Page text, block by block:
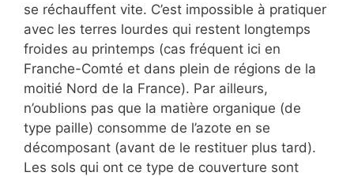
se réchauffent vite. C’est impossible à pratiquer
avec les terres lourdes qui restent longtemps
froides au printemps (cas fréquent ici en
Franche-Comté et dans plein de régions de la
moitié Nord de la France). Par ailleurs,
n’oublions pas que la matière organique (de
type paille) consomme de l’azote en se
décomposant (avant de le restituer plus tard).
Les sols qui ont ce type de couverture sont